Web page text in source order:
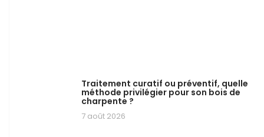
Traitement curatif ou préventif, quelle
méthode privilégier pour son bois de
charpente ?
7 août 2026